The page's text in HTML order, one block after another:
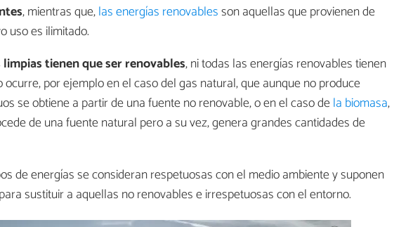
, mientras que,las energías renovablesson aquellas que provienen de
uso es ilimitado.
tienen que ser renovables, ni todas las energías renovables tienen
ocurre, por ejemplo en el caso del gas natural, que aunque no produce
se obtiene a partir de una fuente no renovable, o en el caso dela biomasa,
de una fuente natural pero a su vez, genera grandes cantidades de
de energías se consideran respetuosas con el medio ambiente y suponen
sustituir a aquellas no renovables e irrespetuosas con el entorno.